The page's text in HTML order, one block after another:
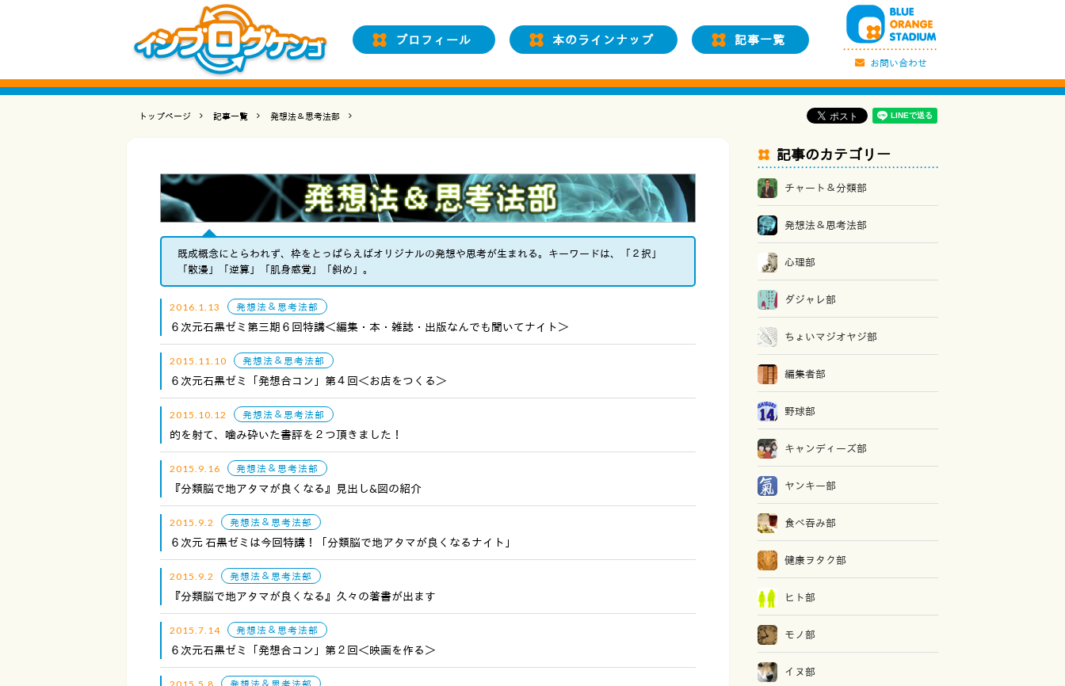
プロフィール 本のラインナップ 記事一覧
お問い合わせ
トップページ 記事一覧 発想法＆思考法部
既成概念にとらわれず、枠をとっぱらえばオリジナルの発想や思考が生まれる。キーワードは、「２択」
「散漫」「逆算」「肌身感覚」「斜め」。
2016.1.13 発想法＆思考法部
６次元石黒ゼミ第三期６回特講＜編集・本・雑誌・出版なんでも聞いてナイト＞
2015.11.10 発想法＆思考法部
６次元石黒ゼミ「発想合コン」第４回＜お店をつくる＞
2015.10.12 発想法＆思考法部
的を射て、噛み砕いた書評を２つ頂きました！
2015.9.16 発想法＆思考法部
『分類脳で地アタマが良くなる』見出し&図の紹介
2015.9.2 発想法＆思考法部
６次元 石黒ゼミは今回特講！「分類脳で地アタマが良くなるナイト」
2015.9.2 発想法＆思考法部
『分類脳で地アタマが良くなる』久々の著書が出ます
2015.7.14 発想法＆思考法部
６次元石黒ゼミ「発想合コン」第２回＜映画を作る＞
記事のカテゴリー
チャート＆分類部
発想法＆思考法部
心理部
ダジャレ部
ちょいマジオヤジ部
編集者部
野球部
キャンディーズ部
ヤンキー部
食べ吞み部
健康ヲタク部
ヒト部
モノ部
イヌ部